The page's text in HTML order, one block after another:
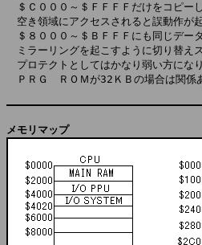
＄Ｃ０００～＄ＦＦＦＦだけをコピー
空き領域にアクセスされると誤動作が
＄８０００～＄ＢＦＦＦにも同じデー
ミラーリングを起こすように切り替え
プロテクトとしてはかなり弱い方にな
ＰＲＧ　ＲＯＭが32ＫＢの場合は関係
メモリマップ